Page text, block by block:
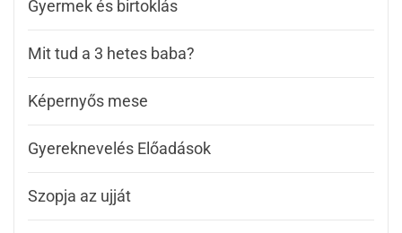
Gyermek és birtoklás
Mit tud a 3 hetes baba?
Képernyős mese
Gyereknevelés Előadások
Szopja az ujját